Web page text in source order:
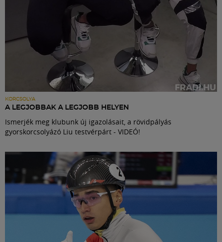
KORCSOLYA
A LEGJOBBAK A LEGJOBB HELYEN
Ismerjék meg klubunk új igazolásait, a rövidpályás
gyorskorcsolyázó Liu testvérpárt - VIDEÓ!
Szolgáltatások
Shop
Közösség
Múzeum
English